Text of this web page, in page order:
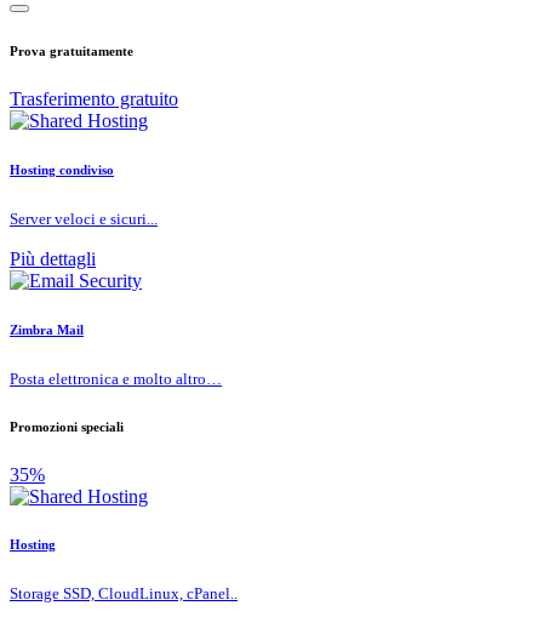
Prova gratuitamente
Trasferimento gratuito
Hosting condiviso
Server veloci e sicuri...
Più dettagli
Zimbra Mail
Posta elettronica e molto altro…
Promozioni speciali
35%
Hosting
Storage SSD, CloudLinux, cPanel..